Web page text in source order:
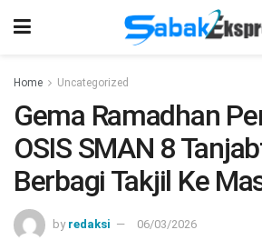
Home Uncategorized
Gema Ramadhan
OSIS SMAN 8
Berbagi Takjil Ke
by redaksi 06/03/2026